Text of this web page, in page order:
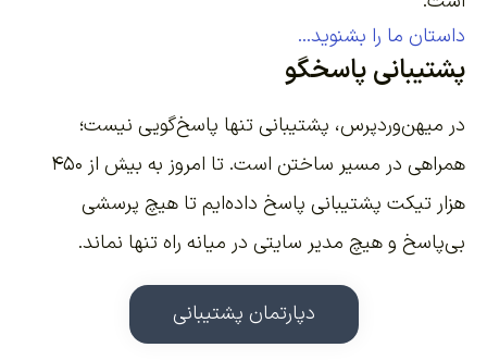
داستان ما را بشنوید...
پشتیبانی پاسخگو
در میهن‌وردپرس، پشتیبانی تنها پاسخ‌گویی نیست؛
همراهی در مسیر ساختن است. تا امروز به بیش از ۴۵۰
هزار تیکت پشتیبانی پاسخ داده‌ایم تا هیچ پرسشی
بی‌پاسخ و هیچ مدیر سایتی در میانه راه تنها نماند.
دپارتمان پشتیبانی